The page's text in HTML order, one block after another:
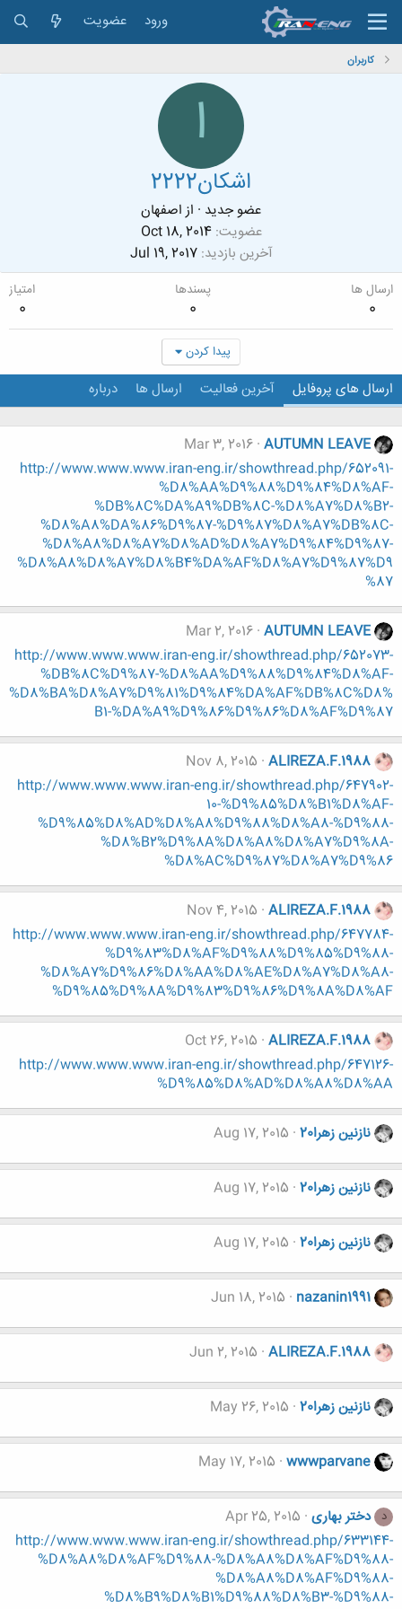
ورود عضویت
کاربران
ا
اشکان2222
عضو جدید · از اصفهان
عضویت Oct 18, 2014
آخرین بازدید Jul 19, 2017
ارسال ها
0
پسندها
0
امتیاز
0
پیدا کردن
ارسال های پروفایل آخرین فعالیت ارسال ها درباره
AUTUMN LEAVE
Mar 3, 2016
http://www.www.www.iran-eng.ir/showthread.php/652091-
%D8%AA%D9%88%D9%84%D8%AF-
%DB%8C%DA%A9%DB%8C-%D8%A7%D8%B2-
%D8%A8%DA%86%D9%87-%D9%87%D8%A7%DB%8C-
%D8%A8%D8%A7%D8%AD%D8%A7%D9%84%D9%87-
%D8%A8%D8%A7%D8%B4%DA%AF%D8%A7%D9%87%D9
%87
AUTUMN LEAVE
Mar 2, 2016
http://www.www.www.iran-eng.ir/showthread.php/652073-
%DB%8C%D9%87-%D8%AA%D9%88%D9%84%D8%AF-
%D8%BA%D8%A7%D9%81%D9%84%DA%AF%DB%8C%D8%
B1-%DA%A9%D9%86%D9%86%D8%AF%D9%87
ALIREZA.F.1988
Nov 8, 2015
http://www.www.www.iran-eng.ir/showthread.php/647902-
10-%D9%85%D8%B1%D8%AF-
%D9%85%D8%AD%D8%A8%D9%88%D8%A8-%D9%88-
%D8%B2%D9%8A%D8%A8%D8%A7%D9%8A-
%D8%AC%D9%87%D8%A7%D9%86
ALIREZA.F.1988
Nov 4, 2015
http://www.www.www.iran-eng.ir/showthread.php/647784-
%D9%83%D8%AF%D9%88%D9%85%D9%88-
%D8%A7%D9%86%D8%AA%D8%AE%D8%A7%D8%A8-
%D9%85%D9%8A%D9%83%D9%86%D9%8A%D8%AF
ALIREZA.F.1988
Oct 26, 2015
http://www.www.www.iran-eng.ir/showthread.php/647126-
%D9%85%D8%AD%D8%A8%D8%AA
نازنين زهرا20 Aug 17, 2015
نازنين زهرا20 Aug 17, 2015
نازنين زهرا20 Aug 17, 2015
nazanin1991
Jun 18, 2015
ALIREZA.F.1988
Jun 2, 2015
نازنين زهرا20 May 26, 2015
wwwparvane
May 17, 2015
د دختر بهاری Apr 25, 2015
http://www.www.www.iran-eng.ir/showthread.php/633144-
%D8%A8%D8%AF%D9%88-%D8%A8%D8%AF%D9%88-
%D8%A8%D8%AF%D9%88-
%D8%B9%D8%B1%D9%88%D8%B3-%D9%88-